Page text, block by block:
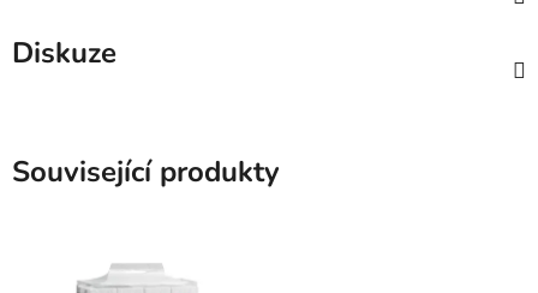
Diskuze
Související produkty